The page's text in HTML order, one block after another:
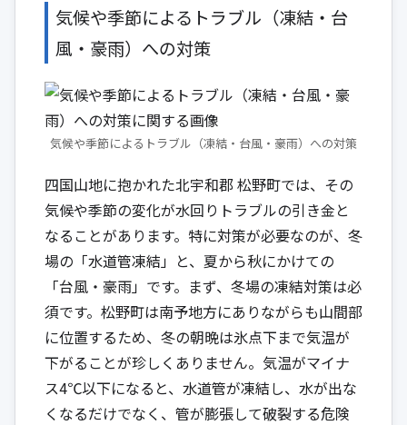
気候や季節によるトラブル（凍結・台
風・豪雨）への対策
気候や季節によるトラブル（凍結・台風・豪雨）への対策
四国山地に抱かれた北宇和郡 松野町では、その
気候や季節の変化が水回りトラブルの引き金と
なることがあります。特に対策が必要なのが、冬
場の「水道管凍結」と、夏から秋にかけての
「台風・豪雨」です。まず、冬場の凍結対策は必
須です。松野町は南予地方にありながらも山間部
に位置するため、冬の朝晩は氷点下まで気温が
下がることが珍しくありません。気温がマイナ
ス4℃以下になると、水道管が凍結し、水が出な
くなるだけでなく、管が膨張して破裂する危険